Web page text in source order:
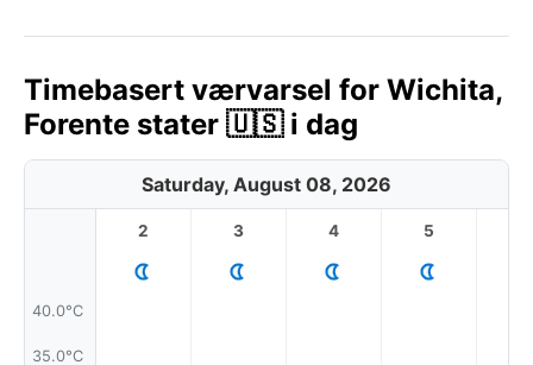
Timebasert værvarsel for Wichita,
Forente stater 🇺🇸 i dag
Saturday, August 08, 2026
40.0°C
35.0°C
2 3 4 5